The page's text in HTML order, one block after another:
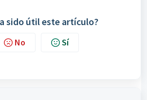
sido útil este artículo?
No Sí